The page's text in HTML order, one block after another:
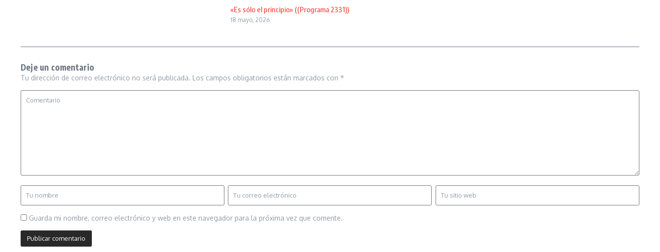
«Es sólo el principio» ((Programa 2331))
18 mayo, 2026
Deje un comentario
Tu dirección de correo electrónico no será publicada. Los campos obligatorios están marcados con *
Guarda mi nombre, correo electrónico y web en este navegador para la próxima vez que comente.